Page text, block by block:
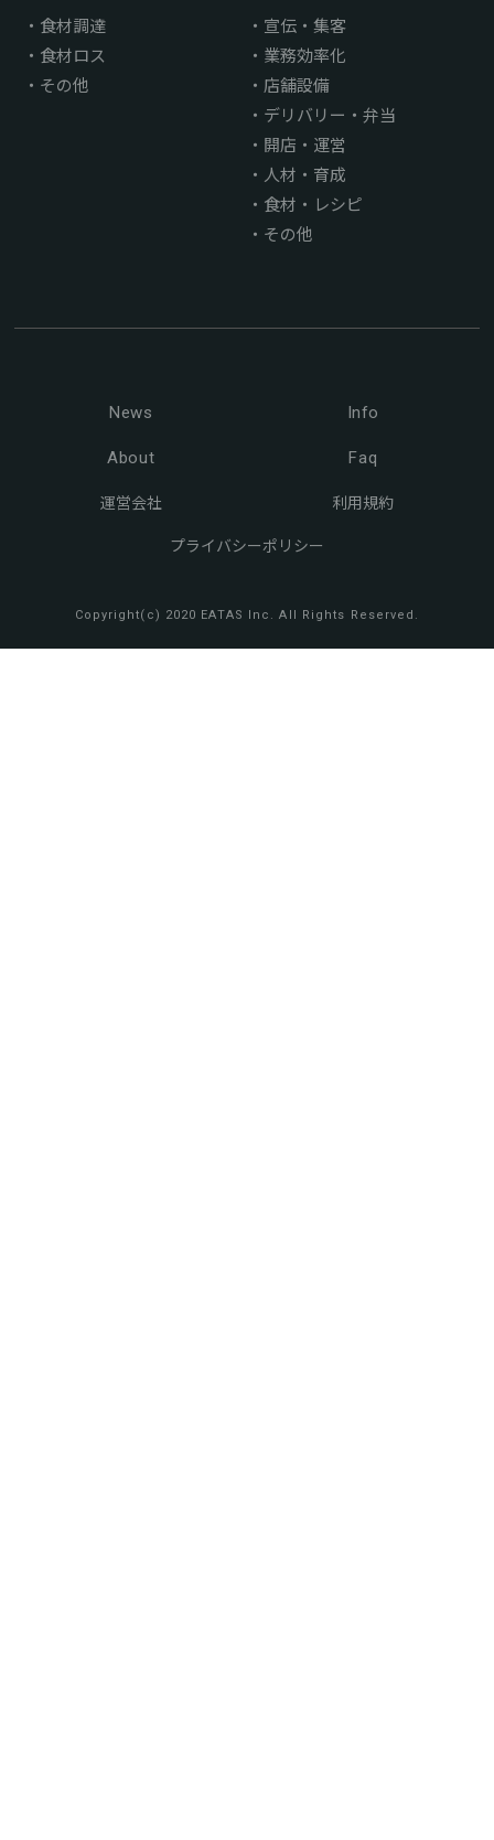
食材調達
食材ロス
その他
宣伝・集客
業務効率化
店舗設備
デリバリー・弁当
開店・運営
人材・育成
食材・レシピ
その他
News Info
About Faq
運営会社
利用規約
プライバシーポリシー
Copyright(c) 2020 EATAS Inc. All Rights Reserved.